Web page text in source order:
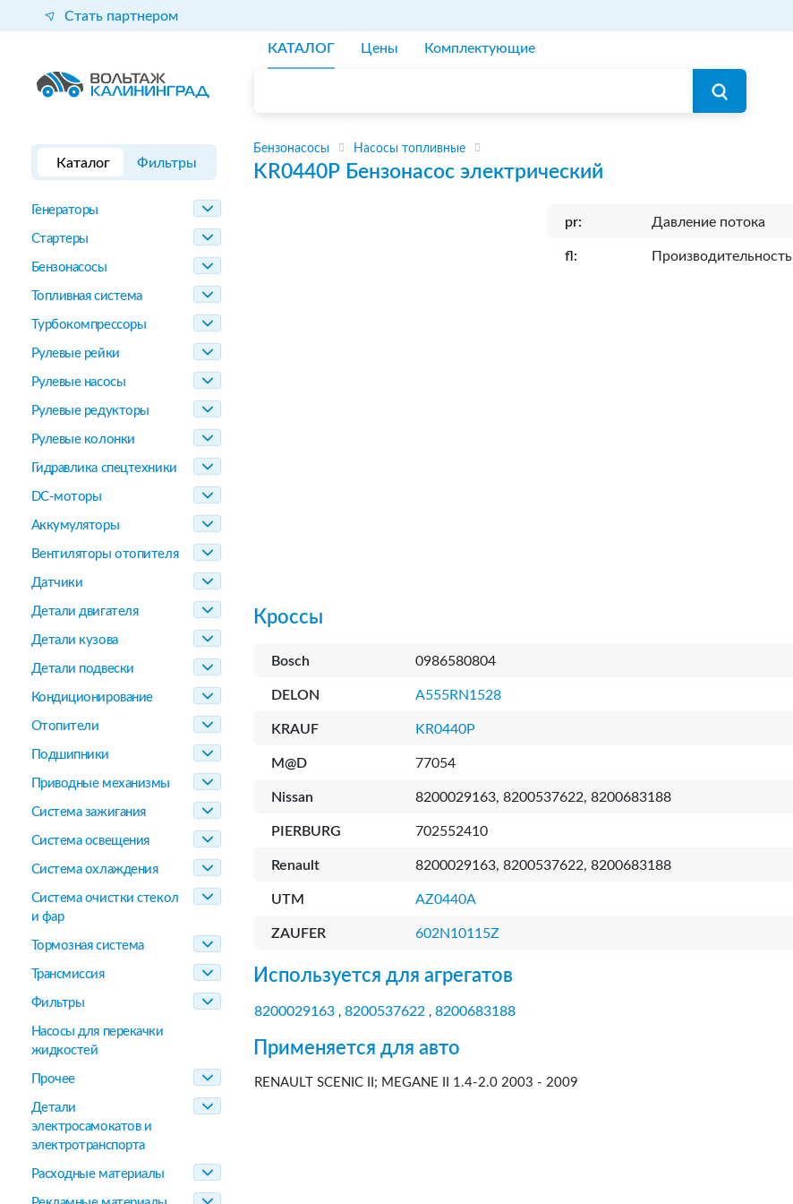
Стать партнером
КАТАЛОГ Цены Комплектующие
Каталог Фильтры
Генераторы
Стартеры
Бензонасосы
Топливная система
Турбокомпрессоры
Рулевые рейки
Рулевые насосы
Рулевые редукторы
Рулевые колонки
Гидравлика спецтехники
DC-моторы
Аккумуляторы
Вентиляторы отопителя
Датчики
Детали двигателя
Детали кузова
Детали подвески
Кондиционирование
Отопители
Подшипники
Приводные механизмы
Система зажигания
Система освещения
Система охлаждения
Система очистки стекол
и фар
Тормозная система
Трансмиссия
Фильтры
Насосы для перекачки
жидкостей
Прочее
Детали
электросамокатов и
электротранспорта
Расходные материалы
Бензонасосы Насосы топливные
KR0440P Бензонасос электрический
pr: Давление потока
fl: Производительность
Кроссы
Bosch 0986580804
DELON A555RN1528
KRAUF KR0440P
M@D 77054
Nissan 8200029163, 8200537622, 8200683188
PIERBURG 702552410
Renault 8200029163, 8200537622, 8200683188
UTM AZ0440A
ZAUFER 602N10115Z
Используется для агрегатов
8200029163 , 8200537622 , 8200683188
Применяется для авто
RENAULT SCENIC II; MEGANE II 1.4-2.0 2003 - 2009